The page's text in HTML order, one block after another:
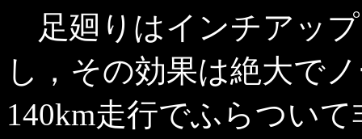
足廻りはインチアッ
し，その効果は絶大で
140km走行でふらつい